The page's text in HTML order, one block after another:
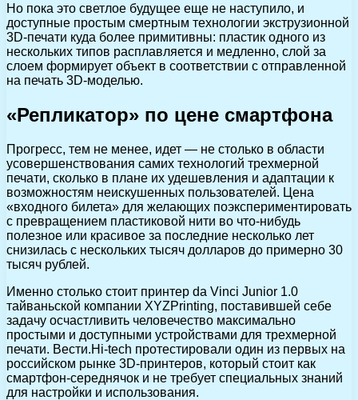
Но пока это светлое будущее еще не наступило, и
доступные простым смертным технологии экструзионной
3D-печати куда более примитивны: пластик одного из
нескольких типов расплавляется и медленно, слой за
слоем формирует объект в соответствии с отправленной
на печать 3D-моделью.
«Репликатор» по цене смартфона
Прогресс, тем не менее, идет — не столько в области
усовершенствования самих технологий трехмерной
печати, сколько в плане их удешевления и адаптации к
возможностям неискушенных пользователей. Цена
«входного билета» для желающих поэкспериментировать
с превращением пластиковой нити во что-нибудь
полезное или красивое за последние несколько лет
снизилась с нескольких тысяч долларов до примерно 30
тысяч рублей.
Именно столько стоит принтер da Vinci Junior 1.0
тайваньской компании XYZPrinting, поставившей себе
задачу осчастливить человечество максимально
простыми и доступными устройствами для трехмерной
печати. Вести.Hi-tech протестировали один из первых на
российском рынке 3D-принтеров, который стоит как
смартфон-середнячок и не требует специальных знаний
для настройки и использования.